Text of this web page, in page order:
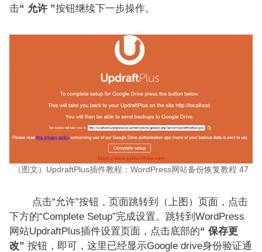
击“ 允许 ”按钮继续下一步操作。
（图文）UpdraftPlus插件教程：WordPress网站备份恢复教程 47
点击“允许”按钮，页面跳转到（上图）页面，点击
下方的“Complete Setup”完成设置。跳转到WordPress
网站UpdraftPlus插件设置页面，点击底部的“ 保存更
改” 按钮，即可，这里已经显示Google drive身份验证通